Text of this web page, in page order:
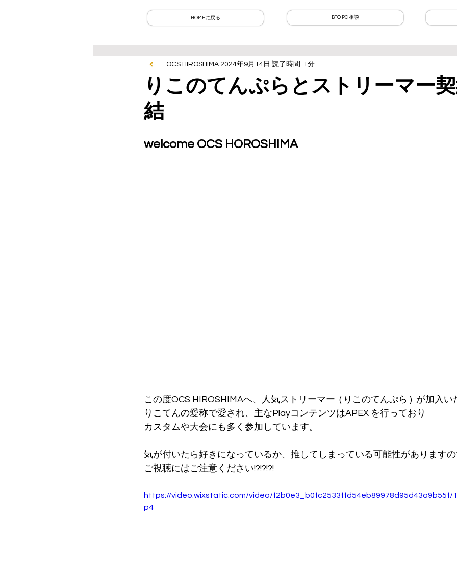
HOMEに戻る BTO PC 相談
りこのてんぷらとストリーマー
結
OCS HIROSHIMA 2024年9月14日 読了時間: 1分
welcome OCS HOROSHIMA
この度OCS HIROSHIMAへ、人気ストリーマー  ( りこのてんぷら )  が加入い
りこてんの愛称で愛され、主なPlayコンテンツはAPEX を行っており
カスタムや大会にも多く参加しています。
気が付いたら好きになっているか、推してしまっている可能性があります
ご視聴にはご注意ください!?!?!?!
https://video.wixstatic.com/video/f2b0e3_b0fc2533ffd54eb89978d95d43a9b55f/
p4